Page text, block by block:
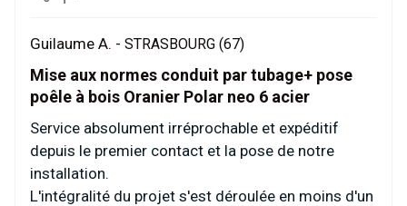
Guilaume A. - STRASBOURG (67)
Mise aux normes conduit par tubage+ pose
poêle à bois Oranier Polar neo 6 acier
Service absolument irréprochable et expéditif
depuis le premier contact et la pose de notre
installation.
L'intégralité du projet s'est déroulée en moins d'un